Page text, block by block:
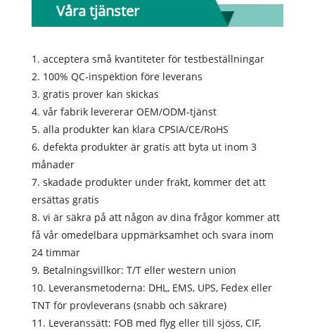
Våra tjänster
1. acceptera små kvantiteter för testbeställningar
2. 100% QC-inspektion före leverans
3. gratis prover kan skickas
4. vår fabrik levererar OEM/ODM-tjänst
5. alla produkter kan klara CPSIA/CE/RoHS
6. defekta produkter är gratis att byta ut inom 3
månader
7. skadade produkter under frakt, kommer det att
ersättas gratis
8. vi är säkra på att någon av dina frågor kommer att
få vår omedelbara uppmärksamhet och svara inom
24 timmar
9. Betalningsvillkor: T/T eller western union
10. Leveransmetoderna: DHL, EMS, UPS, Fedex eller
TNT för provleverans (snabb och säkrare)
11. Leveranssätt: FOB med flyg eller till sjöss, CIF,